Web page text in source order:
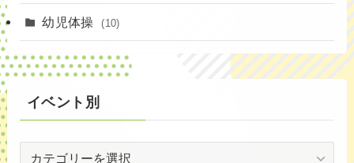
(53)
(19)
(2)
幼児体操 (10)
イベント別